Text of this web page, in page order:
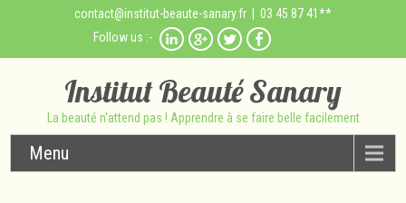
contact@institut-beaute-sanary.fr | 03 45 87 41**
Follow us :-
Institut Beauté Sanary
La beauté n'attend pas ! Apprendre à se faire belle facilement
Menu